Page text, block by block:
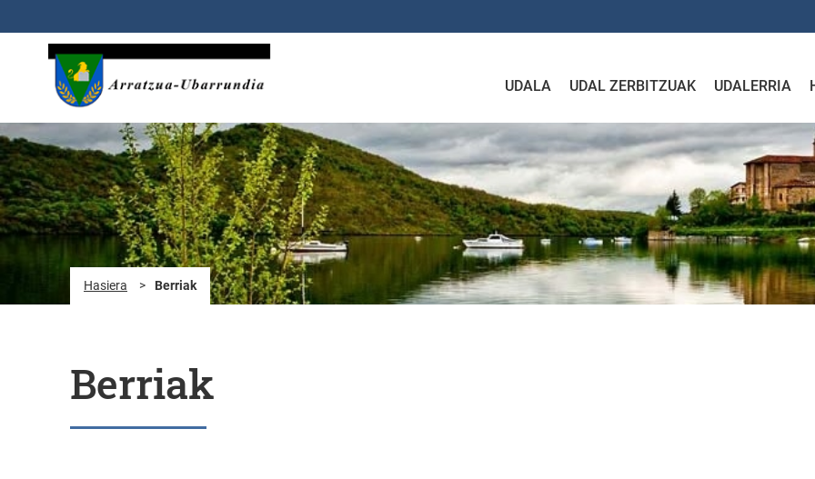
UDALA UDAL ZERBITZUAK UDALERRIA
Hasiera > Berriak
Berriak